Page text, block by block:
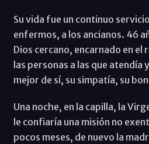
Su vida fue un continuo
enfermos, a los ancianos. 46
Dios cercano, encarnado en el
las personas a las que atendía
mejor de sí, su simpatía, su
Una noche, en la capilla, la
le confiaría una misión no
pocos meses, de nuevo la